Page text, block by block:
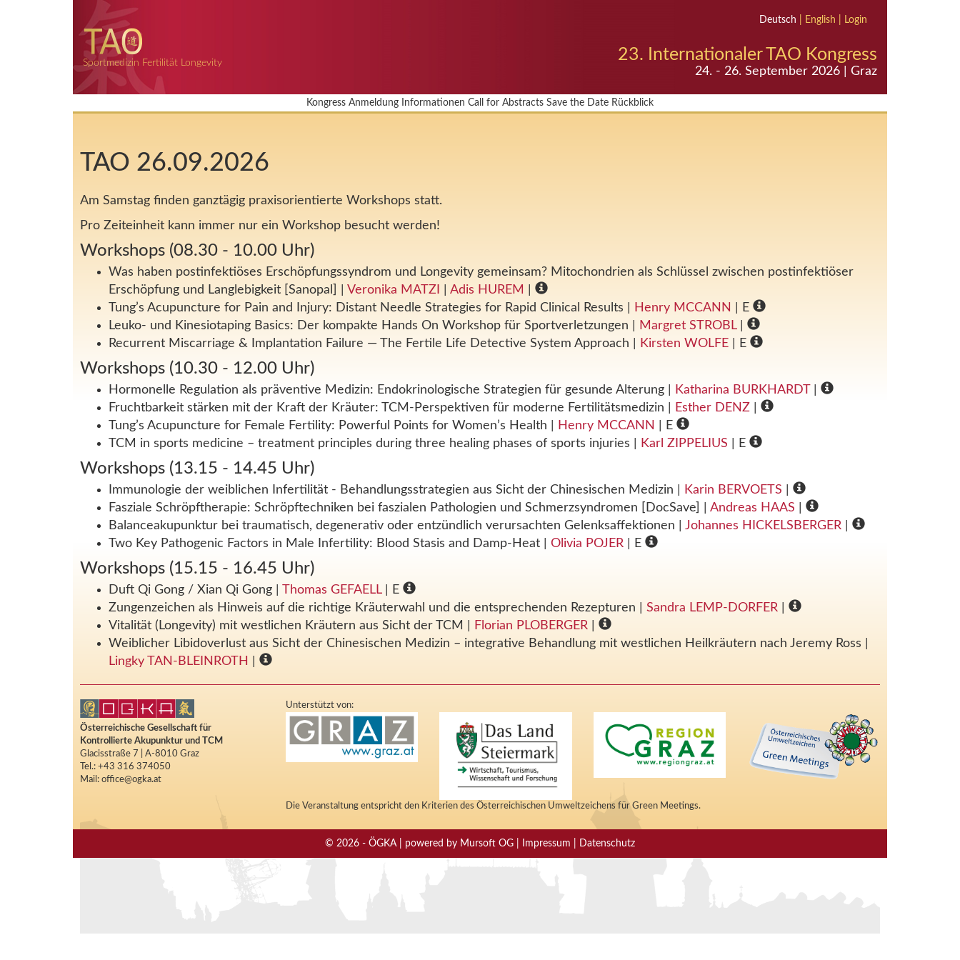
Deutsch English Login
Sportmedizin Fertilität Longevity 23. Internationaler TAO Kongress
24. - 26. September 2026 | Graz
Kongress Anmeldung Informationen Call for Abstracts Save the Date Rückblick
TAO 26.09.2026
Am Samstag finden ganztägig praxisorientierte Workshops statt.
Pro Zeiteinheit kann immer nur ein Workshop besucht werden!
Workshops (08.30 - 10.00 Uhr)
Was haben postinfektiöses Erschöpfungssyndrom und Longevity gemeinsam? Mitochondrien als Schlüssel zwischen postinfektiöser
Erschöpfung und Langlebigkeit [Sanopal]
Veronika MATZI Adis HUREM
Tung’s Acupuncture for Pain and Injury: Distant Needle Strategies for Rapid Clinical Results
Henry MCCANN
| E
Leuko- und Kinesiotaping Basics: Der kompakte Hands On Workshop für Sportverletzungen
Margret STROBL|
Recurrent Miscarriage & Implantation Failure — The Fertile Life Detective System Approach
Kirsten WOLFE | E
Workshops (10.30 - 12.00 Uhr)
Hormonelle Regulation als präventive Medizin: Endokrinologische Strategien für gesunde Alterung Katharina BURKHARDT
Fruchtbarkeit stärken mit der Kraft der Kräuter: TCM-Perspektiven für moderne Fertilitätsmedizin
Esther DENZ
Tung’s Acupuncture for Female Fertility: Powerful Points for Women’s Health
Henry MCCANN
| E
TCM in sports medicine – treatment principles during three healing phases of sports injuries
Karl ZIPPELIUS | E
Workshops (13.15 - 14.45 Uhr)
Immunologie der weiblichen Infertilität - Behandlungsstrategien aus Sicht der Chinesischen Medizin Karin BERVOETS
Fasziale Schröpftherapie: Schröpftechniken bei faszialen Pathologien und Schmerzsyndromen [DocSave]
Andreas HAAS
Balanceakupunktur bei traumatisch, degenerativ oder entzündlich verursachten Gelenksaffektionen
Johannes HICKELSBERGER
Two Key Pathogenic Factors in Male Infertility: Blood Stasis and Damp-Heat
Olivia POJER | E
Workshops (15.15 - 16.45 Uhr)
Duft Qi Gong / Xian Qi Gong Thomas GEFAELL| E
Zungenzeichen als Hinweis auf die richtige Kräuterwahl und die entsprechenden Rezepturen
Sandra LEMP-DORFER
Vitalität (Longevity) mit westlichen Kräutern aus Sicht der TCM
Florian PLOBERGER
Weiblicher Libidoverlust aus Sicht der Chinesischen Medizin – integrative Behandlung mit westlichen Heilkräutern nach Jeremy Ross
Lingky TAN-BLEINROTH
Österreichische Gesellschaft für
Kontrollierte Akupunktur und TCM
Glacisstraße 7 | A-8010 Graz
Tel.: +43 316 374050
Mail: office@ogka.at
Unterstützt von:
Die Veranstaltung entspricht den Kriterien des Österreichischen Umweltzeichens für Green Meetings.
© 2026 - ÖGKA | powered by Mursoft OG | Impressum | Datenschutz